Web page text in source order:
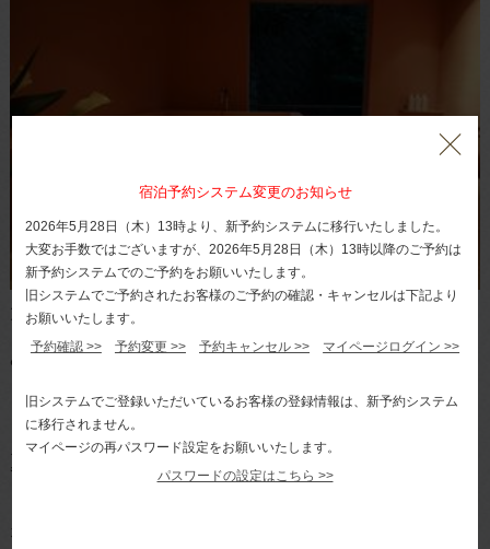
大人気！貸切風呂「椿」のひとつ「花」はこちら！
みなさま こんにちは 伊豆 熱川温泉 熱川館 予約係で
ございます。
夏休みのご旅行は 熱川館がお薦めです！
なぜ？ 海水浴場まで徒歩１０秒だからです！
宿泊予約システム変更のお知らせ
2026年5月28日（木）13時より、新予約システムに移行いたしました。
大変お手数ではございますが、2026年5月28日（木）13時以降のご予約は
新予約システムでのご予約をお願いいたします。
旧システムでご予約されたお客様のご予約の確認・キャンセルは下記より
お願いいたします。
予約確認 >>
予約変更 >> 予約キャンセル >> マイページログイン >>
旧システムでご登録いただいているお客様の登録情報は、新予約システム
に移行されません。
マイページの再パスワード設定をお願いいたします。
パスワードの設定はこちら >>